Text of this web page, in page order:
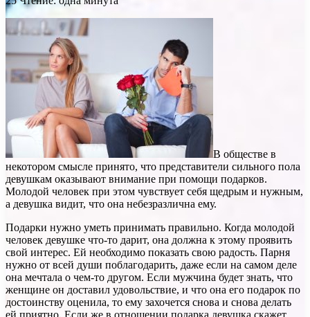
В обществе в
некотором смысле принято, что представители сильного пола
девушкам оказывают внимание при помощи подарков.
Молодой человек при этом чувствует себя щедрым и нужным,
а девушка видит, что она небезразлична ему.
Подарки нужно уметь принимать правильно. Когда молодой
человек девушке что-то дарит, она должна к этому проявить
свой интерес. Ей необходимо показать свою радость. Парня
нужно от всей души поблагодарить, даже если на самом деле
она мечтала о чем-то другом. Если мужчина будет знать, что
женщине он доставил удовольствие, и что она его подарок по
достоинству оценила, то ему захочется снова и снова делать
ей приятно. Если же в отношении подарка девушка скажет